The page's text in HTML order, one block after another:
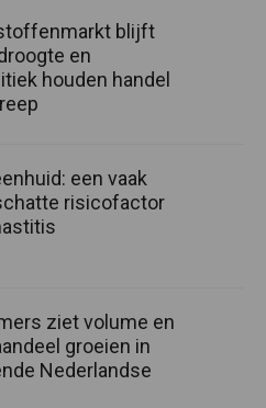
blijft
en
houden handel
een vaak
risicofactor
ziet volume en
groeien in
Nederlandse